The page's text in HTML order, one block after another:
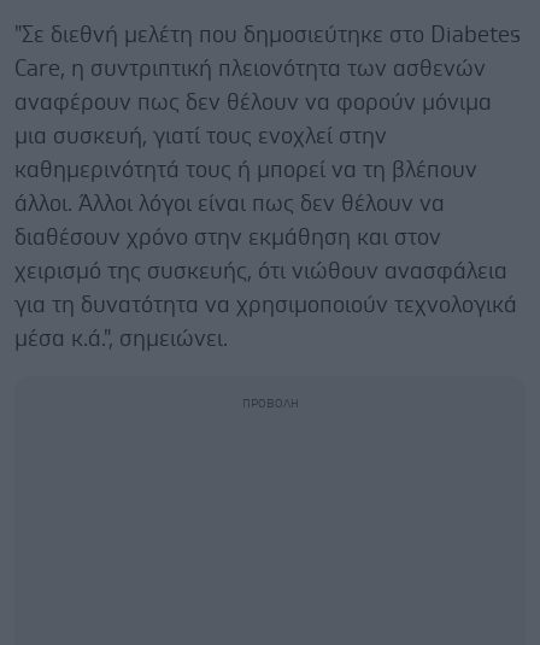
"Σε διεθνή μελέτη που δημοσιεύτηκε στο Diabetes
Care, η συντριπτική πλειονότητα των ασθενών
αναφέρουν πως δεν θέλουν να φορούν μόνιμα
μια συσκευή, γιατί τους ενοχλεί στην
καθημερινότητά τους ή μπορεί να τη βλέπουν
άλλοι. Άλλοι λόγοι είναι πως δεν θέλουν να
διαθέσουν χρόνο στην εκμάθηση και στον
χειρισμό της συσκευής, ότι νιώθουν ανασφάλεια
για τη δυνατότητα να χρησιμοποιούν τεχνολογικά
μέσα κ.ά.", σημειώνει.